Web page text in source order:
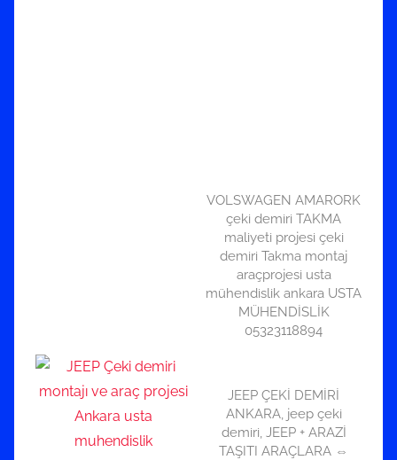
VOLSWAGEN AMARORK
çeki demiri TAKMA
maliyeti projesi çeki
demiri Takma montaj
araçprojesi usta
mühendislik ankara USTA
MÜHENDİSLİK
05323118894
JEEP ÇEKİ DEMİRİ
ANKARA, jeep çeki
demiri, JEEP + ARAZİ
TAŞITI ARAÇLARA ⇔